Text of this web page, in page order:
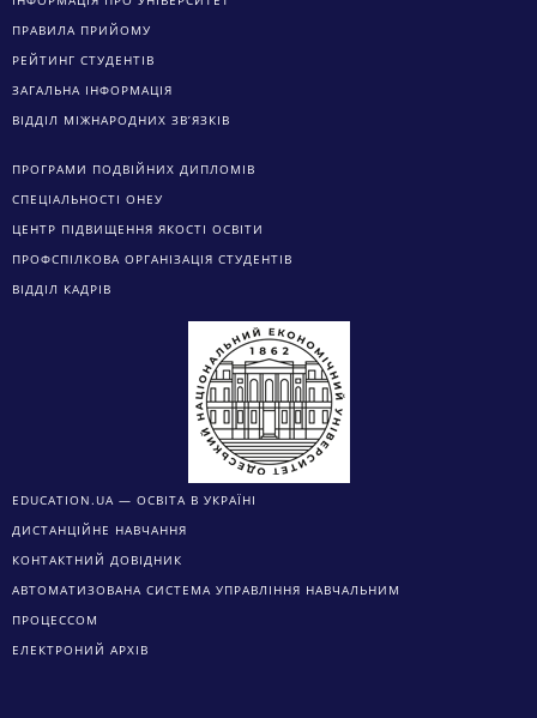
ПРАВИЛА ПРИЙОМУ
РЕЙТИНГ СТУДЕНТІВ
ЗАГАЛЬНА ІНФОРМАЦІЯ
ВІДДІЛ МІЖНАРОДНИХ ЗВ’ЯЗКІВ
ПРОГРАМИ ПОДВІЙНИХ ДИПЛОМІВ
СПЕЦІАЛЬНОСТІ ОНЕУ
ЦЕНТР ПІДВИЩЕННЯ ЯКОСТІ ОСВІТИ
ПРОФСПІЛКОВА ОРГАНІЗАЦІЯ СТУДЕНТІВ
ВІДДІЛ КАДРІВ
EDUCATION.UA — ОСВІТА В УКРАЇНІ
ДИСТАНЦІЙНЕ НАВЧАННЯ
КОНТАКТНИЙ ДОВІДНИК
АВТОМАТИЗОВАНА СИСТЕМА УПРАВЛІННЯ НАВЧАЛЬНИМ
ПРОЦЕССОМ
ЕЛЕКТРОНИЙ АРХІВ